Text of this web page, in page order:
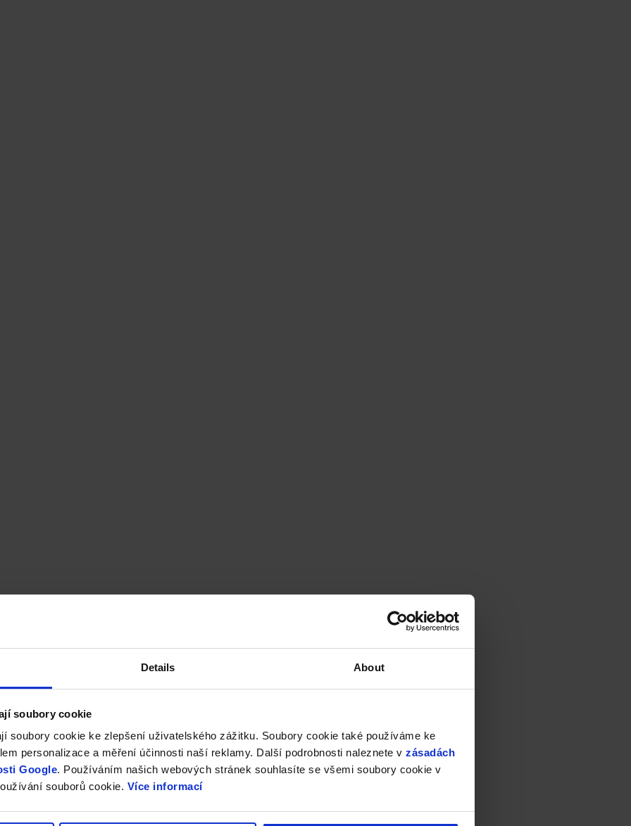
Details About
soubory cookie
soubory cookie ke zlepšení uživatelského zážitku. Soubory cookie také používáme ke
personalizace a měření účinnosti naší reklamy. Další podrobnosti naleznete v zásadách
Google. Používáním našich webových stránek souhlasíte se všemi soubory cookie v
souborů cookie. Více informací